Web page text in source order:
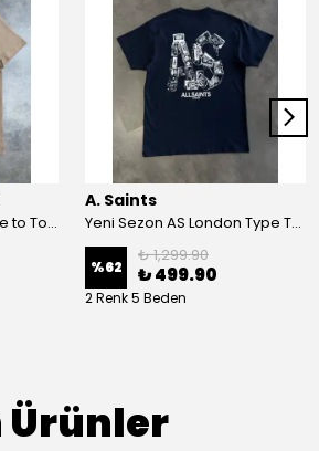
Yeni Sezon Pamuk Tone to Tone Logo T-shirt
A. Saints
Yeni Sezon AS London Type T-shirt
%62
₺ 1,299.90
₺ 499.90
2 Renk 5 Beden
Ürünler